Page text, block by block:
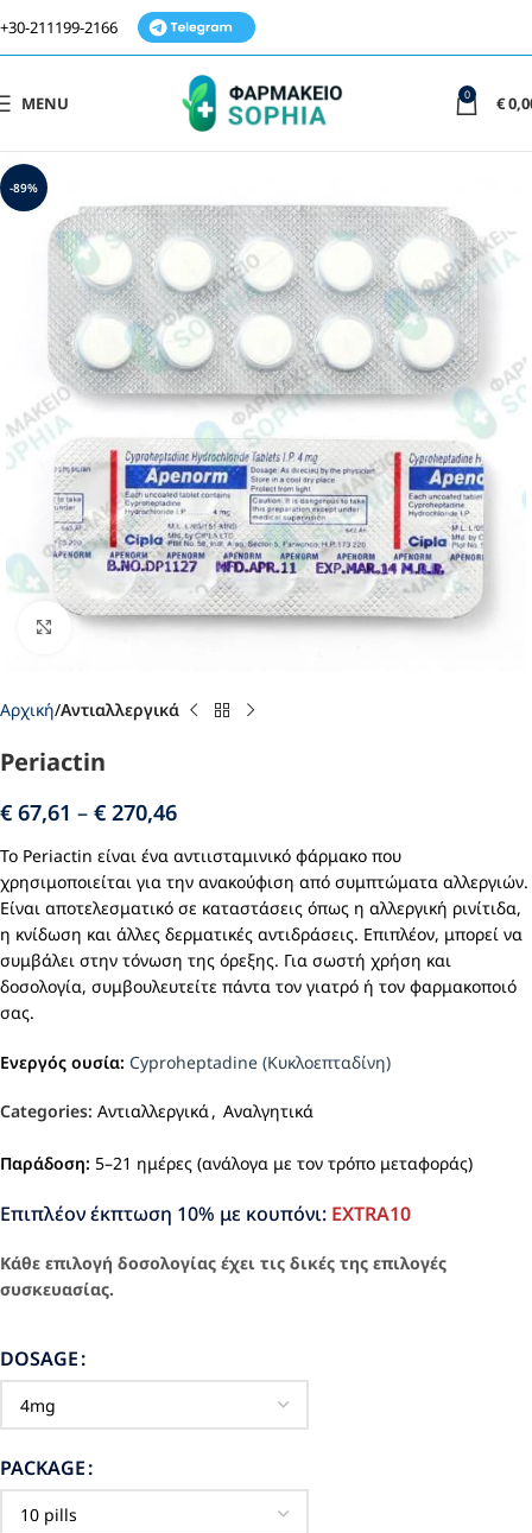
+30-211199-2166
MENU 0 €
-89%
Click to enlarge
Αρχική Αντιαλλεργικά
Periactin
€ 67,61 – € 270,46
Το Periactin είναι ένα αντιισταμινικό φάρμακο που
χρησιμοποιείται για την ανακούφιση από συμπτώματα αλλεργιών.
Είναι αποτελεσματικό σε καταστάσεις όπως η αλλεργική ρινίτιδα,
η κνίδωση και άλλες δερματικές αντιδράσεις. Επιπλέον, μπορεί να
συμβάλει στην τόνωση της όρεξης. Για σωστή χρήση και
δοσολογία, συμβουλευτείτε πάντα τον γιατρό ή τον φαρμακοποιό
σας.
Ενεργός ουσία: Cyproheptadine (Κυκλοεπταδίνη)
Categories: Αντιαλλεργικά, Αναλγητικά
Παράδοση: 5–21 ημέρες (ανάλογα με τον τρόπο μεταφοράς)
Επιπλέον έκπτωση 10% με κουπόνι: EXTRA10
Κάθε επιλογή δοσολογίας έχει τις δικές της επιλογές
συσκευασίας.
DOSAGE
PACKAGE